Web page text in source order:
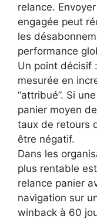
relance.
engagée peut
les
performance
Un point décisif
mesurée en
“attribué”. Si
panier moyen
taux de retours
être négatif.
Dans les
plus rentable
relance panier
navigation sur
winback à 60